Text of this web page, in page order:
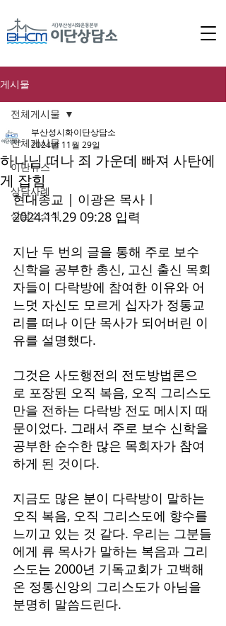
게시물
전체게시물
이단뉴스
상담사례
상담소소식
전체게시물
하나님 떠나 죄 가운데 빠져 사탄에
게 잡힘
부산성시화이단상담소
2024년 11월 29일
현대종교 | 이광은 목사ㅣ
2024.11.29 09:28 입력
지난 두 번의 글을 통해 주로 보수
신학을 공부한 총신, 고신 출신 목회
자들이 다락방에 참여한 이유와 어
느덧 자신도 모르게 십자가 정통교
리를 떠나 이단 목사가 되어버린 이
유를 설명했다.
그것은 사도행전의 전도방법론으
로 포장된 오직 복음, 오직 그리스도
만을 전하는 다락방 전도 메시지 때
문이었다. 그래서 주로 보수 신학을
공부한 순수한 많은 목회자가 참여
하게 된 것이다.
지금도 많은 분이 다락방이 말하는
오직 복음, 오직 그리스도에 향수를
느끼고 있는 것 같다. 우리는 그분들
에게 류 목사가 말하는 복음과 그리
스도는 2000년 기독교회가 고백해
온 정통신앙의 그리스도가 아님을
분명히 말씀드린다.